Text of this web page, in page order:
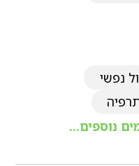
נפשי
נוספים...